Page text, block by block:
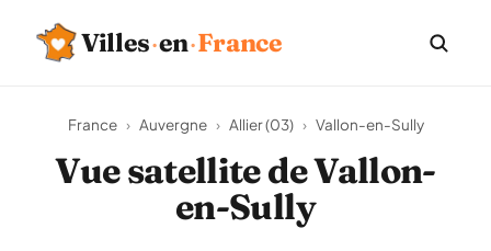
Villes·en·France
France › Auvergne › Allier (03) › Vallon-en-Sully
Vue satellite de Vallon-
en-Sully